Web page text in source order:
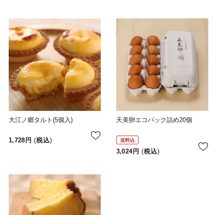
大江ノ郷タルト(5個入)
1,728 税込
天美卵エコパック詰め20個
送料込
3,024 税込